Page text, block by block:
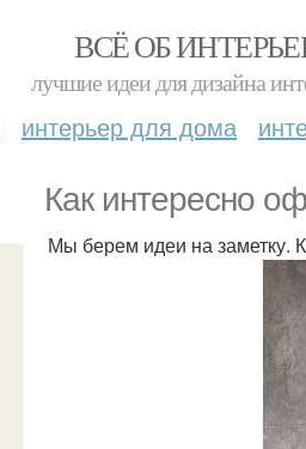
ВСЁ ОБ
лучшие идеи для дизайна
интерьер для дома
Как интересно
Мы берем идеи на заметку.